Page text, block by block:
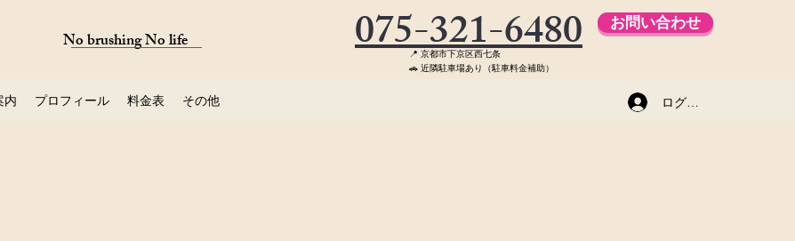
No brushing No life 075-321-6480 お問い合わせ
📍 京都市下京区西七条
🚗 近隣駐車場あり（駐車料金補助）
内 プロフィール 料金表 その他 ログイン